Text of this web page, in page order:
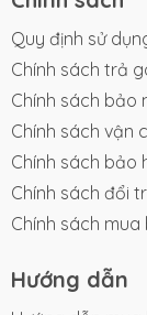
Quy định sử
Chính sách trả
Chính sách bảo
Chính sách vận
Chính sách bảo
Chính sách đổi
Chính sách
Hướng dẫn